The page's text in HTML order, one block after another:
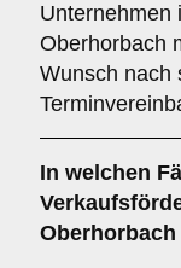
Unternehmen
Oberhorbach
Wunsch nach
In welchen